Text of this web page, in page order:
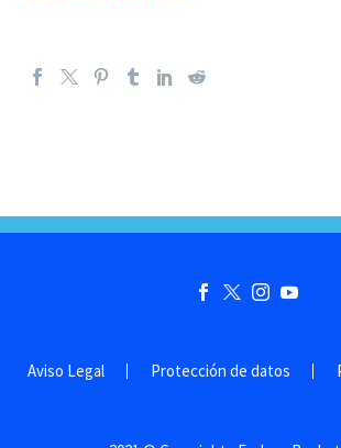
Aviso Legal Protección de datos